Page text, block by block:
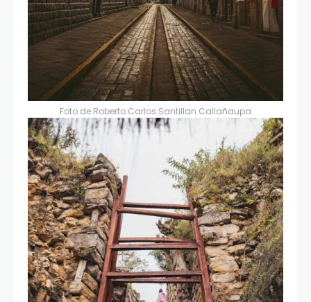
Foto de Roberto Carlos Santillan Callañaupa